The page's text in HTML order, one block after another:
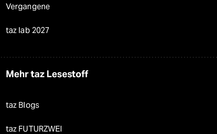
Vergangene
taz lab 2027
Mehr taz Lesestoff
taz Blogs
taz FUTURZWEI